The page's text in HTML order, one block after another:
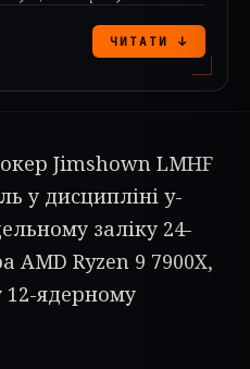
ЧИТАТИ ↓
Jimshown LMHF
у дисципліні y-
заліку 24-
AMD Ryzen 9 7900X,
12-ядерному